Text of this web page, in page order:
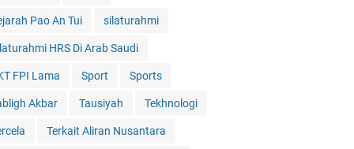
Pao An Tui silaturahmi
HRS Di Arab Saudi
FPI Lama Sport Sports
Akbar Tausiyah Tekhnologi
Terkait Aliran Nusantara